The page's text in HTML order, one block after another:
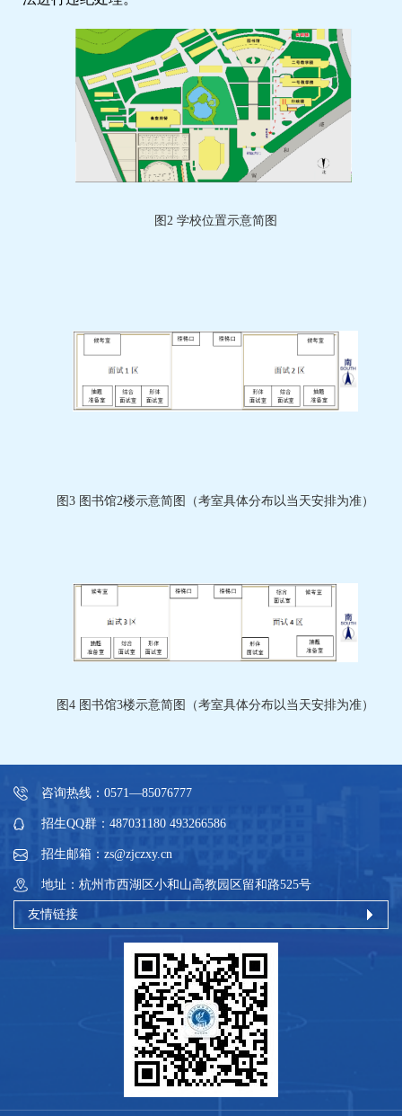
图2 学校位置示意简图
图3 图书馆2楼示意简图（考室具体分布以当天安排为准）
图4 图书馆3楼示意简图（考室具体分布以当天安排为准）
咨询热线：0571—85076777
招生QQ群：487031180 493266586
招生邮箱：zs@zjczxy.cn
地址：杭州市西湖区小和山高教园区留和路525号
友情链接